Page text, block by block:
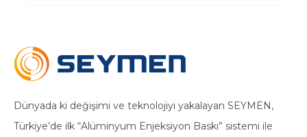
Dünyada ki değişimi ve teknolojiyi yakalayan SEYMEN,
Türkiye’de ilk “Alüminyum Enjeksiyon Baskı” sistemi ile